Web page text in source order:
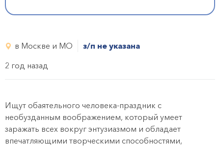
в Москве и МО
з/п не указана
2 год назад
Ищут обаятельного человека-праздник с
необузданным воображением, который умеет
заражать всех вокруг энтузиазмом и обладает
впечатляющими творческими способностями,